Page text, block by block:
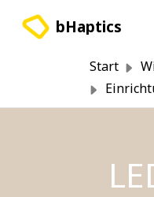
bHaptics
Start